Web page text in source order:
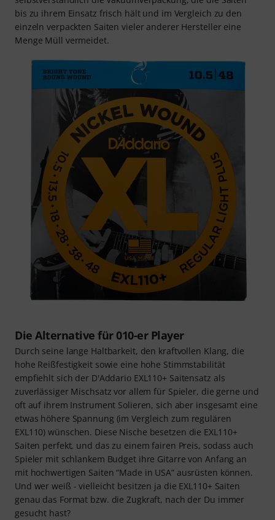
bis zu ihrem Einsatz frisch hält und im Vergleich zu den
einzeln verpackten Saiten vieler anderer Hersteller eine
Menge Müll vermeidet.
Die Alternative für 010-er Player
Durch seine lange Haltbarkeit, den kraftvollen Klang, die
hohe Reißfestigkeit sowie eine hohe Stimmstabilität
empfiehlt sich der D'Addario EXL110+ Saitensatz als
zuverlässiger Mischsatz vor allem für Spieler, die gerne und
oft auf ihrem Instrument Solieren, sich aber insgesamt eine
etwas höhere Spannung (im Vergleich zum regulären
EXL110) wünschen. Diese Nische besetzen die EXL110+
Saiten perfekt, und das zu einem fairen Preis, sodass auch
Spieler mit schlankem Budget ihre Gitarre von Anfang an
mit hochwertigen Saiten “Made in USA” ausrüsten können.
Und wer weiß - vielleicht besitzen ja die EXL110+ Saiten
genau das Format bzw. die Zugkraft, nach der Du immer
gesucht hast?